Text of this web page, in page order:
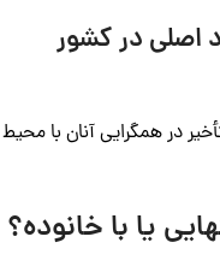
اصلی در کشور
در همگرایی آنان با محیط
یا با خانوده؟